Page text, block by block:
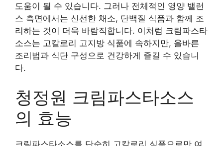
도움이 될 수 있습니다. 그러나 전체적인 영양 밸런
스 측면에서는 신선한 채소, 단백질 식품과 함께 조
리하는 것이 더욱 바람직합니다. 이처럼 크림파스타
소스는 고칼로리 고지방 식품에 속하지만, 올바른
조리법과 식단 구성으로 건강하게 즐길 수 있습니
다.
청정원 크림파스타소스
의 효능
크림파스타소스를 단순히 고칼로리 식품으로만 여